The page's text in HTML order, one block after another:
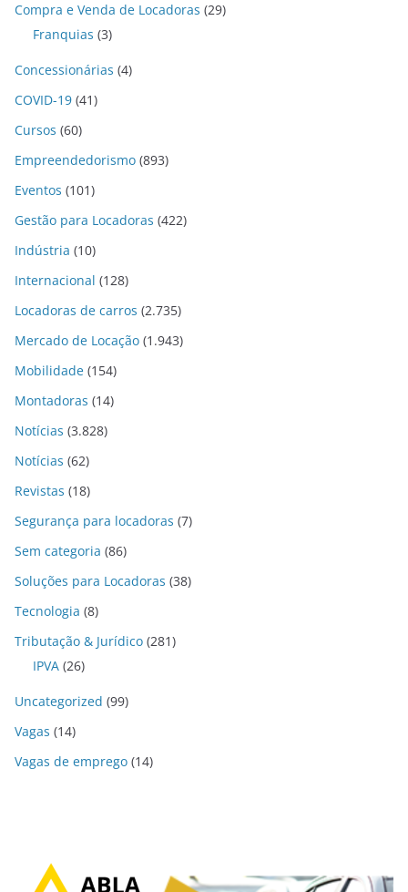
Compra e Venda de Locadoras (29)
Franquias (3)
Concessionárias (4)
COVID-19 (41)
Cursos (60)
Empreendedorismo (893)
Eventos (101)
Gestão para Locadoras (422)
Indústria (10)
Internacional (128)
Locadoras de carros (2.735)
Mercado de Locação (1.943)
Mobilidade (154)
Montadoras (14)
Notícias (3.828)
Notícias (62)
Revistas (18)
Segurança para locadoras (7)
Sem categoria (86)
Soluções para Locadoras (38)
Tecnologia (8)
Tributação & Jurídico (281)
IPVA (26)
Uncategorized (99)
Vagas (14)
Vagas de emprego (14)